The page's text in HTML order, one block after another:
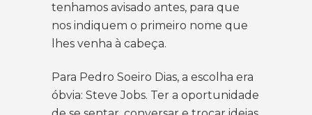
tenhamos avisado antes, para que
nos indiquem o primeiro nome que
lhes venha à cabeça.
Para Pedro Soeiro Dias, a escolha era
óbvia: Steve Jobs. Ter a oportunidade